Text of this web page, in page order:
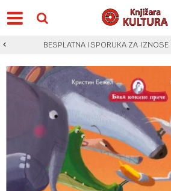
BESPLATNA ISPORUKA ZA